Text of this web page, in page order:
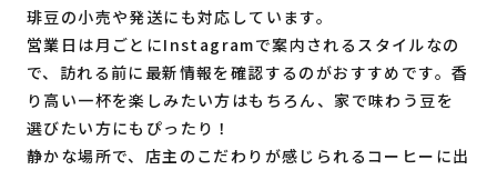
琲豆の小売や発送にも対応しています。
営業日は月ごとにInstagramで案内されるスタイルなの
で、訪れる前に最新情報を確認するのがおすすめです。香
り高い一杯を楽しみたい方はもちろん、家で味わう豆を
選びたい方にもぴったり！
静かな場所で、店主のこだわりが感じられるコーヒーに出